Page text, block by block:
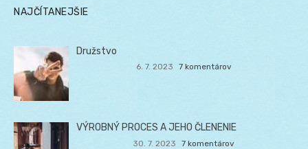
NAJČÍTANEJŠIE
Družstvo
6. 7. 2023 7 komentárov
VÝROBNÝ PROCES A JEHO ČLENENIE
30. 7. 2023 7 komentárov